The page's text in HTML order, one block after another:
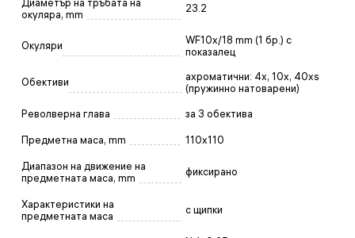
Диаметър на тръбата на
окуляра, mm
23.2
Окуляри
WF10x/18 mm (1 бр.) с
показалец
Обективи
ахроматични: 4x, 10x, 40xs
(пружинно натоварени)
Револверна глава за 3 обектива
Предметна маса, mm 110x110
Диапазон на движение на
предметната маса, mm
фиксирано
Характеристики на
предметната маса
с щипки